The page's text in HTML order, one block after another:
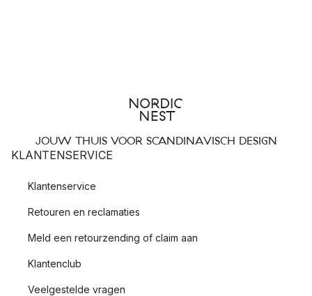
JOUW THUIS VOOR SCANDINAVISCH DESIGN
KLANTENSERVICE
Klantenservice
Retouren en reclamaties
Meld een retourzending of claim aan
Klantenclub
Veelgestelde vragen